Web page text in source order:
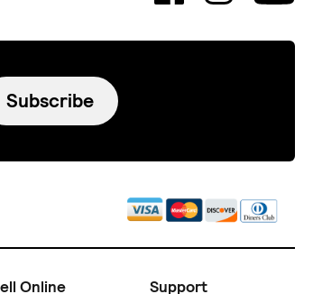
Subscribe
Online Support